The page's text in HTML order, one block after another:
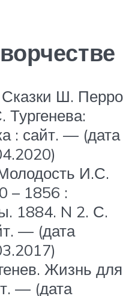
Ш. Перро
Тургенева:
: сайт. — (дата
И.С.
– 1856 :
1884. N 2. С.
— (дата
Жизнь для
— (дата